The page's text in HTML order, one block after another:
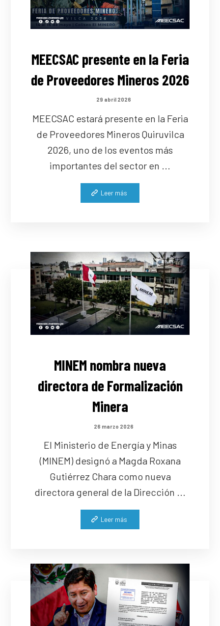
MEECSAC presente en la Feria
de Proveedores Mineros 2026
29 abril 2026
MEECSAC estará presente en la Feria
de Proveedores Mineros Quiruvilca
2026, uno de los eventos más
importantes del sector en ...
Leer más
MINEM nombra nueva
directora de Formalización
Minera
26 marzo 2026
El Ministerio de Energía y Minas
(MINEM) designó a Magda Roxana
Gutiérrez Chara como nueva
directora general de la Dirección ...
Leer más